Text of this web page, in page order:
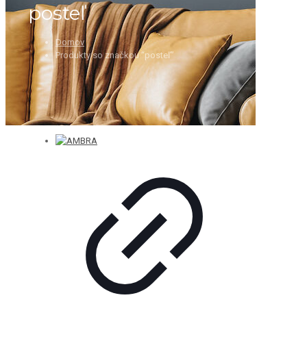
posteľ
Domov
Produkty so značkou “posteľ”